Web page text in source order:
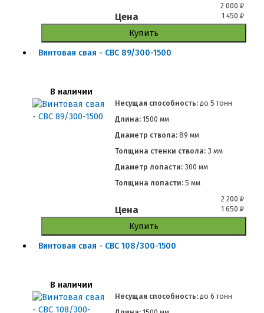
2 000₽
Цена 1 450₽
Купить
Винтовая свая - СВС 89/300-1500
В наличии
Несущая способность: до 5 тонн
Длина:1500 мм
Диаметр ствола:89 мм
Толщина стенки ствола:3 мм
Диаметр лопасти:300 мм
Толщина лопасти:5 мм
2 200₽
Цена 1 650₽
Купить
Винтовая свая - СВС 108/300-1500
В наличии
Несущая способность: до 6 тонн